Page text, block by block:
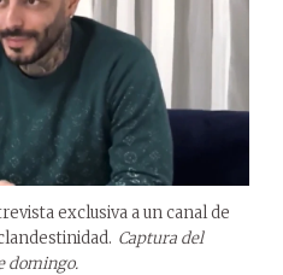
exclusiva a un canal de
Captura del
domingo.